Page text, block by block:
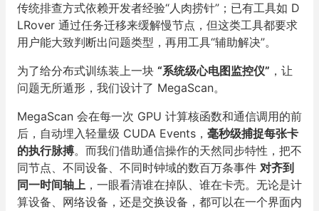
传统排查方式依赖开发者经验“人肉捞针”；已有工具如 D
LRover 通过任务迁移来缓解慢节点，但这类工具都要求
用户能大致判断出问题类型，再用工具“辅助解决”。
为了给分布式训练装上一块 “系统级心电图监控仪” ，让
问题无所遁形，我们设计了 MegaScan。
MegaScan 会在每一次 GPU 计算核函数和通信调用的前
后，自动埋入轻量级 CUDA Events， 毫秒级捕捉每张卡
的执行脉搏。而我们借助通信操作的天然同步特性，把不
同节点、不同设备、不同时钟域的数百万条事件 对齐到
同一时间轴上 ，一眼看清谁在掉队、谁在卡壳。无论是计
算设备、网络设备，还是交换设备，都可以在一个界面内